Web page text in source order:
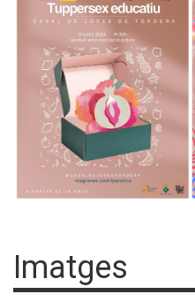
Imatges